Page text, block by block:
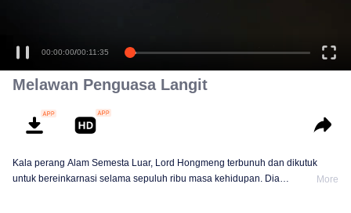
Melawan Penguasa Langit
Kala perang Alam Semesta Luar, Lord Hongmeng terbunuh dan dikutuk
untuk bereinkarnasi selama sepuluh ribu masa kehidupan. Dia
More